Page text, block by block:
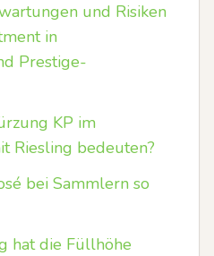
und Risiken
in
Prestige-
KP im
Riesling bedeuten?
bei Sammlern so
hat die Füllhöhe